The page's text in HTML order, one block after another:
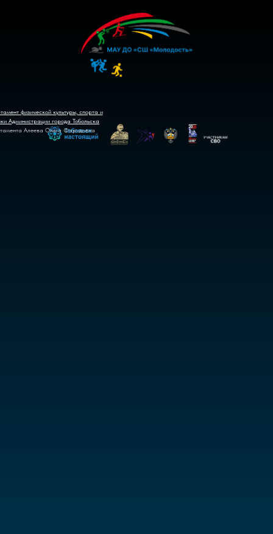
физической культуры, спорта и
Администрации города Тобольска
Алеева Ольга Фаридовна